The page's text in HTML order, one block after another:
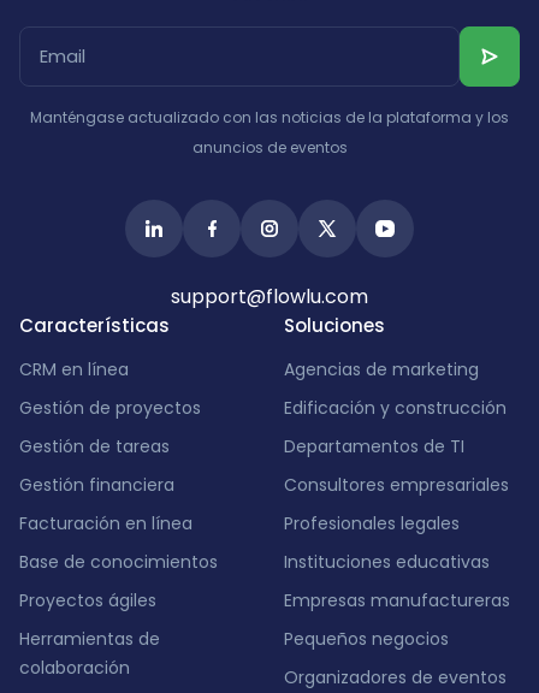
India
Características
CRM en línea
Gestión de proyectos
Gestión de tareas
Gestión financiera
Facturación en línea
Base de conocimientos
Proyectos ágiles
Herramientas de
colaboración
Soluciones
Agencias de marketing
Edificación y construcción
Departamentos de TI
Consultores empresariales
Profesionales legales
Instituciones educativas
Empresas manufactureras
Pequeños negocios
Organizadores de eventos
Manténgase actualizado con las noticias de la plataforma y los
anuncios de eventos
support@flowlu.com